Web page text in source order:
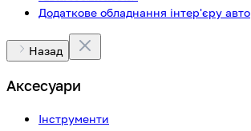
Додаткове обладнання інтер'єру авто
Назад
Аксесуари
Інструменти